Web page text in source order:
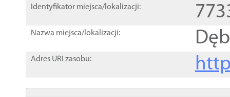
Identyfikator miejsca/lokalizacji:
Nazwa miejsca/lokalizacji:
Adres URI zasobu: